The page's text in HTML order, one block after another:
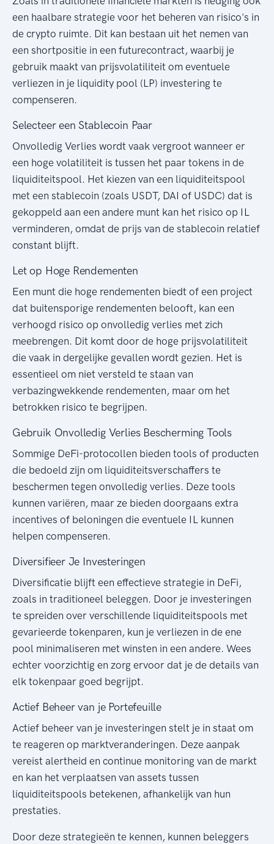
een haalbare strategie voor het beheren van risico's in
de crypto ruimte. Dit kan bestaan uit het nemen van
een shortpositie in een futurecontract, waarbij je
gebruik maakt van prijsvolatiliteit om eventuele
verliezen in je liquidity pool (LP) investering te
compenseren.
Selecteer een Stablecoin Paar
Onvolledig Verlies wordt vaak vergroot wanneer er
een hoge volatiliteit is tussen het paar tokens in de
liquiditeitspool. Het kiezen van een liquiditeitspool
met een stablecoin (zoals USDT, DAI of USDC) dat is
gekoppeld aan een andere munt kan het risico op IL
verminderen, omdat de prijs van de stablecoin relatief
constant blijft.
Let op Hoge Rendementen
Een munt die hoge rendementen biedt of een project
dat buitensporige rendementen belooft, kan een
verhoogd risico op onvolledig verlies met zich
meebrengen. Dit komt door de hoge prijsvolatiliteit
die vaak in dergelijke gevallen wordt gezien. Het is
essentieel om niet versteld te staan van
verbazingwekkende rendementen, maar om het
betrokken risico te begrijpen.
Gebruik Onvolledig Verlies Bescherming Tools
Sommige DeFi-protocollen bieden tools of producten
die bedoeld zijn om liquiditeitsverschaffers te
beschermen tegen onvolledig verlies. Deze tools
kunnen variëren, maar ze bieden doorgaans extra
incentives of beloningen die eventuele IL kunnen
helpen compenseren.
Diversifieer Je Investeringen
Diversificatie blijft een effectieve strategie in DeFi,
zoals in traditioneel beleggen. Door je investeringen
te spreiden over verschillende liquiditeitspools met
gevarieerde tokenparen, kun je verliezen in de ene
pool minimaliseren met winsten in een andere. Wees
echter voorzichtig en zorg ervoor dat je de details van
elk tokenpaar goed begrijpt.
Actief Beheer van je Portefeuille
Actief beheer van je investeringen stelt je in staat om
te reageren op marktveranderingen. Deze aanpak
vereist alertheid en continue monitoring van de markt
en kan het verplaatsen van assets tussen
liquiditeitspools betekenen, afhankelijk van hun
prestaties.
Door deze strategieën te kennen, kunnen beleggers